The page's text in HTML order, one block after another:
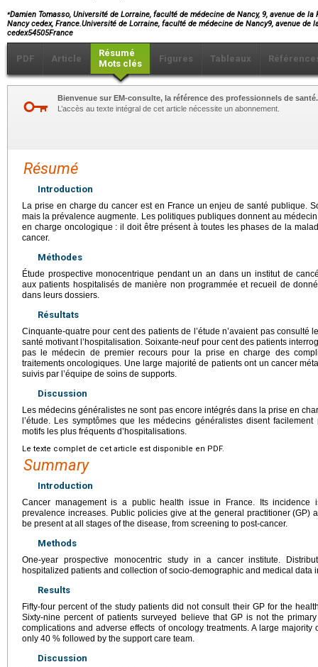
⁎Damien Tomasso, Université de Lorraine, faculté de médecine de Nancy, 9, avenue de la
Nancy cedex, France.Université de Lorraine, faculté de médecine de Nancy9, avenue de
cedex54505France
PDF Article
Résumé
Mots clés
Figures Tableaux
Bienvenue sur EM-consulte, la référence des professionnels de santé.
L’accès au texte intégral de cet article nécessite un abonnement.
Résumé
Introduction
La prise en charge du cancer est en France un enjeu de santé publique.
mais la prévalence augmente. Les politiques publiques donnent au
en charge oncologique : il doit être présent à toutes les phases de la
cancer.
Méthodes
Étude prospective monocentrique pendant un an dans un institut de
aux patients hospitalisés de manière non programmée et recueil de
dans leurs dossiers.
Résultats
Cinquante-quatre pour cent des patients de l’étude n’avaient pas consulté
santé motivant l’hospitalisation. Soixante-neuf pour cent des patients
pas le médecin de premier recours pour la prise en charge des
traitements oncologiques. Une large majorité de patients ont un cancer
suivis par l’équipe de soins de supports.
Discussion
Les médecins généralistes ne sont pas encore intégrés dans la prise en
l’étude. Les symptômes que les médecins généralistes disent
motifs les plus fréquents d’hospitalisations.
Le texte complet de cet article est disponible en PDF.
Summary
Introduction
Cancer management is a public health issue in France. Its incidence
prevalence increases. Public policies give at the general practitioner (GP)
be present at all stages of the disease, from screening to post-cancer.
Methods
One-year prospective monocentric study in a cancer institute.
hospitalized patients and collection of socio-demographic and medical data
Results
Fifty-four percent of the study patients did not consult their GP for the
Sixty-nine percent of patients surveyed believe that GP is not the
complications and adverse effects of oncology treatments. A large
only 40 % followed by the support care team.
Discussion